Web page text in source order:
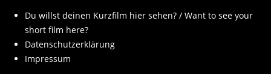
Du willst deinen Kurzfilm hier sehen? / Want to see your
short film here?
Datenschutzerklärung
Impressum